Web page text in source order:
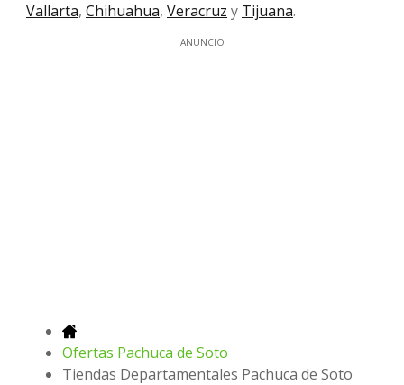
Vallarta, Chihuahua, Veracruz y Tijuana.
ANUNCIO
Ofertas Pachuca de Soto
Tiendas Departamentales Pachuca de Soto